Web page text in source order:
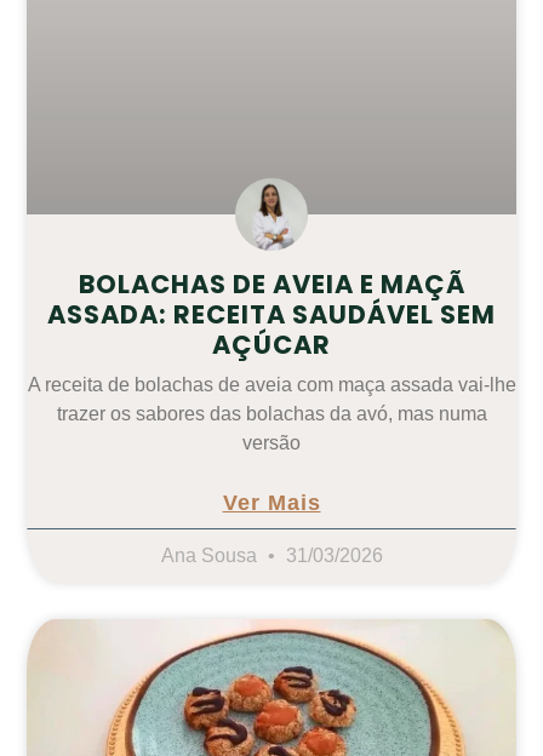
BOLACHAS DE AVEIA E MAÇÃ
ASSADA: RECEITA SAUDÁVEL SEM
AÇÚCAR
A receita de bolachas de aveia com maça assada vai-lhe
trazer os sabores das bolachas da avó, mas numa
versão
Ver Mais
Ana Sousa 31/03/2026